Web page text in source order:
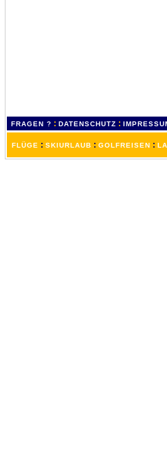
FRAGEN ? : DATENSCHUTZ :
FLÜGE : SKIURLAUB : GOLFREISEN :